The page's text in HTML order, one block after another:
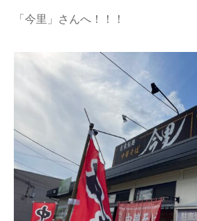
「今里」さんへ！！！